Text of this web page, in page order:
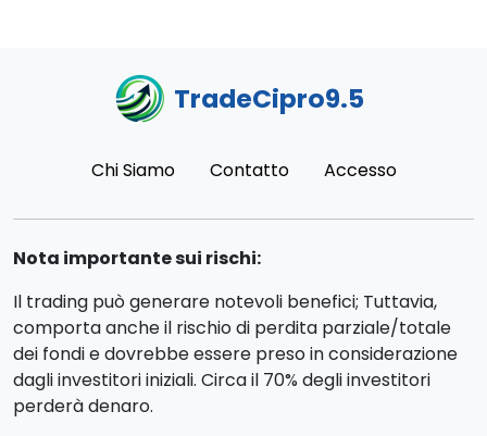
TradeCipro9.5
Chi Siamo Contatto Accesso
Nota importante sui rischi:
Il trading può generare notevoli benefici; Tuttavia,
comporta anche il rischio di perdita parziale/totale
dei fondi e dovrebbe essere preso in considerazione
dagli investitori iniziali. Circa il 70% degli investitori
perderà denaro.